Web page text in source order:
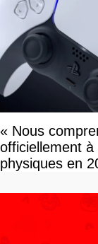
« Nous
officiellement
physiques en